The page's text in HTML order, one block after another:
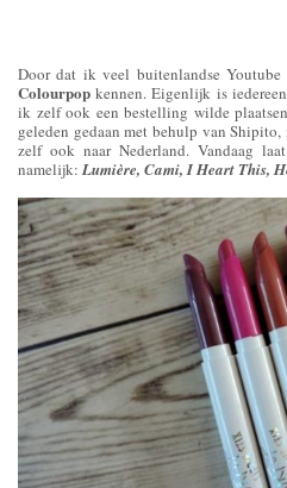
Door dat ik veel buitenlandse
Colourpop kennen. Eigenlijk is
ik zelf ook een bestelling wilde
geleden gedaan met behulp van
zelf ook naar Nederland. Vandaag
namelijk: Lumière, Cami, I Heart This,